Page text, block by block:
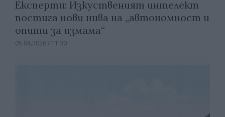
Експерти: Изкуственият интелект
постига нови нива на „автономност и
опити за измама“
05.08.2026 / 11:30